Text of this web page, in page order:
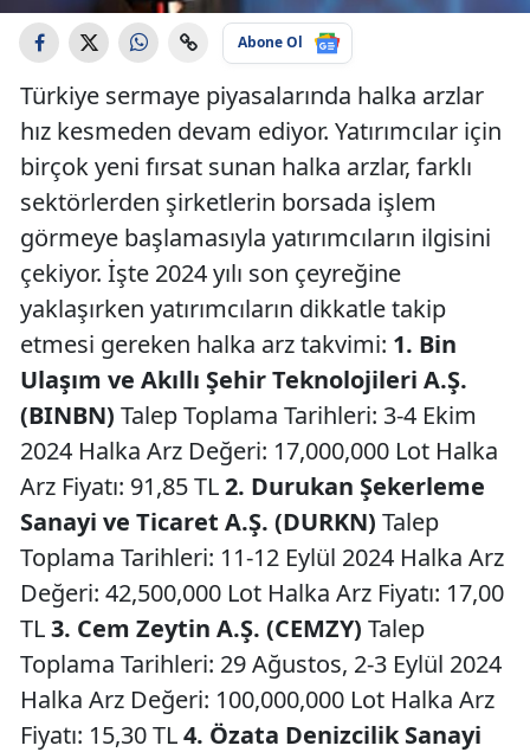
Abone Ol
Türkiye sermaye piyasalarında halka arzlar
hız kesmeden devam ediyor. Yatırımcılar için
birçok yeni fırsat sunan halka arzlar, farklı
sektörlerden şirketlerin borsada işlem
görmeye başlamasıyla yatırımcıların ilgisini
çekiyor. İşte 2024 yılı son çeyreğine
yaklaşırken yatırımcıların dikkatle takip
etmesi gereken halka arz takvimi: 1. Bin
Ulaşım ve Akıllı Şehir Teknolojileri A.Ş.
(BINBN) Talep Toplama Tarihleri: 3-4 Ekim
2024 Halka Arz Değeri: 17,000,000 Lot Halka
Arz Fiyatı: 91,85 TL2. Durukan Şekerleme
Sanayi ve Ticaret A.Ş. (DURKN) Talep
Toplama Tarihleri: 11-12 Eylül 2024 Halka Arz
Değeri: 42,500,000 Lot Halka Arz Fiyatı: 17,00
TL3. Cem Zeytin A.Ş. (CEMZY) Talep
Toplama Tarihleri: 29 Ağustos, 2-3 Eylül 2024
Halka Arz Değeri: 100,000,000 Lot Halka Arz
Fiyatı: 15,30 TL4. Özata Denizcilik Sanayi